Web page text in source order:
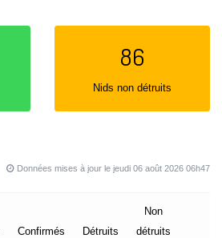
86
Nids non détruits
Données mises à jour le jeudi 06 août 2026 06h47
Confirmés Détruits
Non
détruits